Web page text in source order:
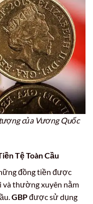
của Vương Quốc
Tệ Toàn Cầu
đồng tiền được
và thường xuyên nằm
GBPđược sử dụng